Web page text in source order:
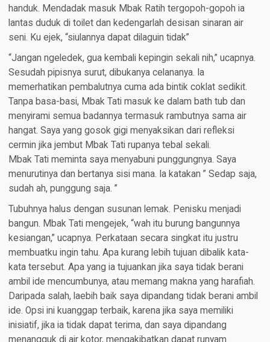
handuk. Mendadak masuk Mbak Ratih tergopoh-gopoh ia
lantas duduk di toilet dan kedengarlah desisan sinaran air
seni. Ku ejek, “siulannya dapat dilaguin tidak”
“Jangan ngeledek, gua kembali kepingin sekali nih,” ucapnya.
Sesudah pipisnya surut, dibukanya celananya. Ia
memerhatikan pembalutnya cuma ada bintik coklat sedikit.
Tanpa basa-basi, Mbak Tati masuk ke dalam bath tub dan
menyirami semua badannya termasuk rambutnya sama air
hangat. Saya yang gosok gigi menyaksikan dari refleksi
cermin jika jembut Mbak Tati rupanya tebal sekali.
Mbak Tati meminta saya menyabuni punggungnya. Saya
menurutinya dan bertanya sisi mana. Ia katakan ” Sedap saja,
sudah ah, punggung saja. ”
Tubuhnya halus dengan susunan lemak. Penisku menjadi
bangun. Mbak Tati mengejek, “wah itu burung bangunnya
kesiangan,” ucapnya. Perkataan secara singkat itu justru
membuatku ingin tahu. Apa kurang lebih tujuan dibalik kata-
kata tersebut. Apa yang ia tujuankan jika saya tidak berani
ambil ide mencumbunya, atau memang makna yang harafiah.
Daripada salah, laebih baik saya dipandang tidak berani ambil
ide. Opsi ini kuanggap terbaik, karena jika saya memiliki
inisiatif, jika ia tidak dapat terima, dan saya dipandang
menangguk di air kotor, mengakibatkan dapat runyam.